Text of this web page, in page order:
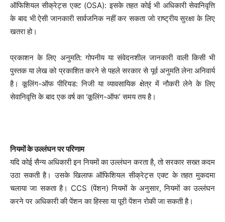
ऑफिशियल सीक्रेट्स एक्ट (OSA): इसके तहत कोई भी अधिकारी सेवानिवृत्ति
के बाद भी ऐसी जानकारी सार्वजनिक नहीं कर सकता जो राष्ट्रीय सुरक्षा के लिए
खतरा हो।
प्रकाशन के लिए अनुमति: गोपनीय या संवेदनशील जानकारी वाली किसी भी
पुस्तक या लेख को प्रकाशित करने से पहले सरकार से पूर्व अनुमति लेना अनिवार्य
है। कूलिंग-ऑफ पीरियड: निजी या व्यावसायिक क्षेत्र में नौकरी लेने के लिए
सेवानिवृत्ति के बाद एक वर्ष का ‘कूलिंग-ऑफ’ समय तय है।
नियमों के उल्लंघन पर परिणाम
यदि कोई सैन्य अधिकारी इन नियमों का उल्लंघन करता है, तो सरकार सख्त कदम
उठा सकती है। उसके खिलाफ ऑफिशियल सीक्रेट्स एक्ट के तहत मुकदमा
चलाया जा सकता है। CCS (पेंशन) नियमों के अनुसार, नियमों का उल्लंघन
करने पर अधिकारी की पेंशन का हिस्सा या पूरी पेंशन रोकी जा सकती है।